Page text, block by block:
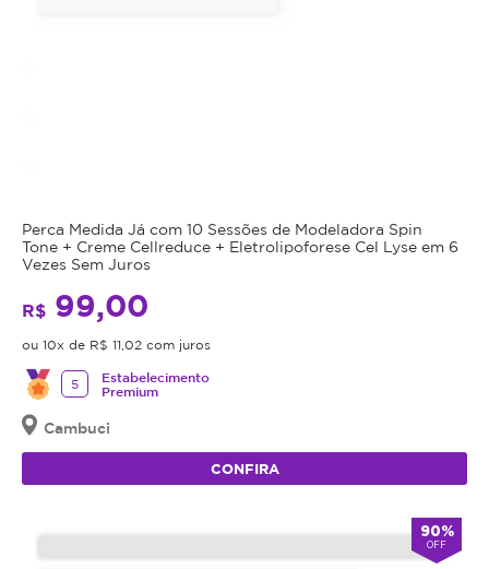
Perca Medida Já com 10 Sessões de Modeladora Spin
Tone + Creme Cellreduce + Eletrolipoforese Cel Lyse em 6
Vezes Sem Juros
R$ 99,00
ou 10x de R$ 11,02 com juros
5
Estabelecimento
Premium
Cambuci
CONFIRA
90%
OFF